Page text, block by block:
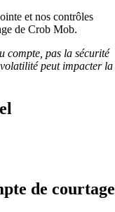
et nos contrôles
de Crob Mob.
compte, pas la sécurité
peut impacter la
de courtage